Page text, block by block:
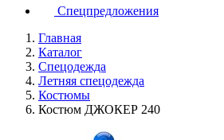
Спецпредложения
Главная
Каталог
Спецодежда
Летняя спецодежда
Костюмы
Костюм ДЖОКЕР 240